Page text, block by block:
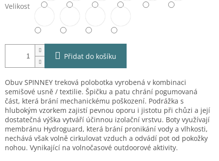
Velikost
Přidat do košíku
Obuv SPINNEY treková polobotka vyrobená v kombinaci
semišové usně / textilie. Špičku a patu chrání pogumovaná
část, která brání mechanickému poškození. Podrážka s
hlubokým vzorkem zajistí pevnou oporu i jistotu při chůzi a její
dostatečná výška vytváří účinnou izolační vrstvu. Boty využívají
membránu Hydroguard, která brání pronikání vody a vlhkosti,
nechává však volně cirkulovat vzduch a odvádí pot od pokožky
nohou. Vynikající na volnočasové outdoorové aktivity.